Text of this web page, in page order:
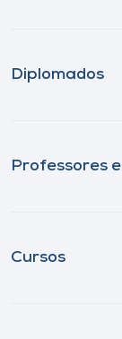
Diplomados
Professores
Cursos